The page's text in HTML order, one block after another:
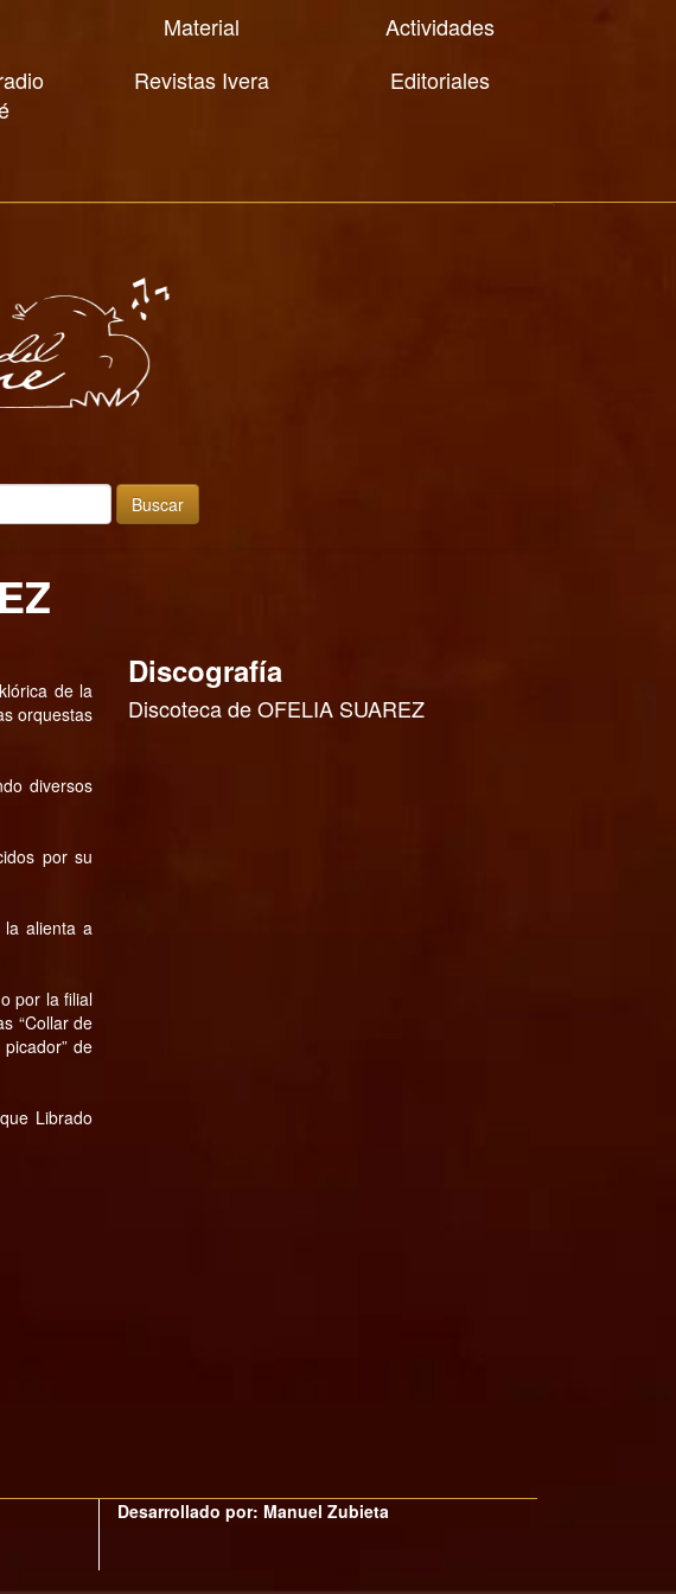
Material
Actividades
Revistas Ivera Editoriales
Buscar
de la
orquestas
diversos
por su
la alienta a
por la filial
“Collar de
de
Librado
Discografía
Discoteca de OFELIA SUAREZ
Desarrollado por: Manuel Zubieta